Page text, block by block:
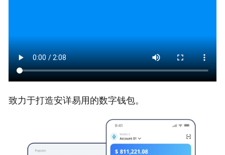
致力于打造安详易用的数字钱包。